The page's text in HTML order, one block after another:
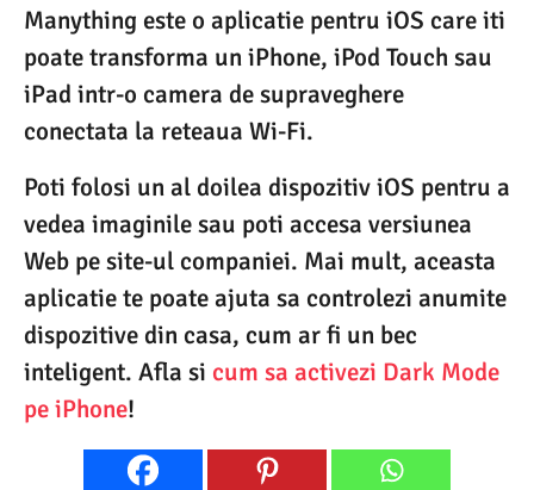
Manything este o aplicatie pentru iOS care iti
poate transforma un iPhone, iPod Touch sau
iPad intr-o camera de supraveghere
conectata la reteaua Wi-Fi.
Poti folosi un al doilea dispozitiv iOS pentru a
vedea imaginile sau poti accesa versiunea
Web pe site-ul companiei. Mai mult, aceasta
aplicatie te poate ajuta sa controlezi anumite
dispozitive din casa, cum ar fi un bec
inteligent. Afla si cum sa activezi Dark Mode
pe iPhone!